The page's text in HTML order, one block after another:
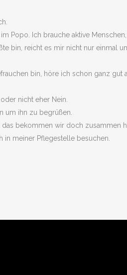
Popo. Ich brauche aktive
bin, reicht es mir nicht nur einmal
bin, höre ich schon ganz gut
nicht eher Nein.
um ihn zu begrüßen.
bekommen wir doch zusammen
meiner Pflegestelle besuchen.